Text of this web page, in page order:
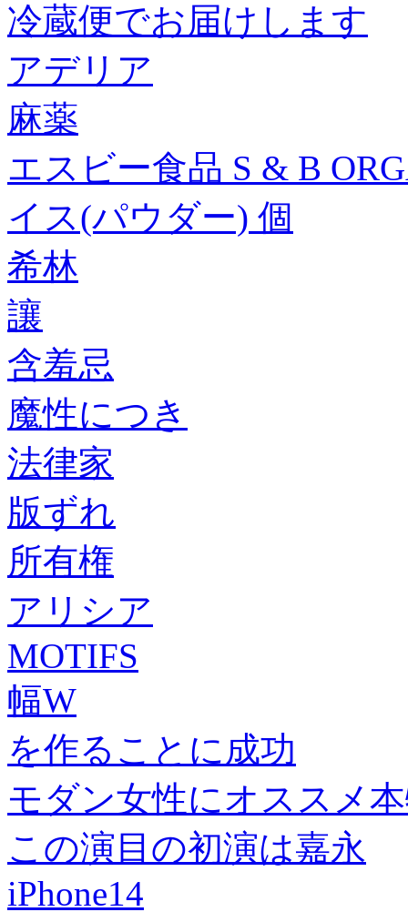
冷蔵便でお届けします
アデリア
麻薬
エスビー食品 S & B
イス(パウダー) 個
希林
讓
含羞忌
魔性につき
法律家
版ずれ
所有権
アリシア
MOTIFS
幅W
を作ることに成功
モダン女性にオススメ
この演目の初演は嘉永
iPhone14